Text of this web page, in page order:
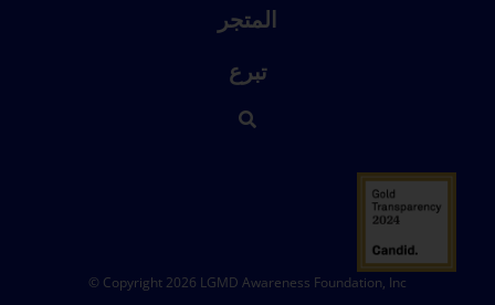
المتجر
تبرع
© Copyright 2026 LGMD Awareness Foundation, Inc